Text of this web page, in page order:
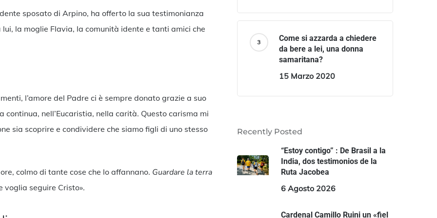
sposato di Arpino, ha offerto la sua testimonianza
la moglie Flavia, la comunità idente e tanti amici che
l’amore del Padre ci è sempre donato grazie a suo
nell’Eucaristia, nella carità. Questo carisma mi
sia scoprire e condividere che siamo figli di uno stesso
colmo di tante cose che lo affannano. Guardare la terra
voglia seguire Cristo».
Come si azzarda a chiedere
da bere a lei, una donna
samaritana?
15 Marzo 2020
Recently Posted
“Estoy contigo” : De Brasil a la
India, dos testimonios de la
Ruta Jacobea
6 Agosto 2026
Cardenal Camillo Ruini un «fiel